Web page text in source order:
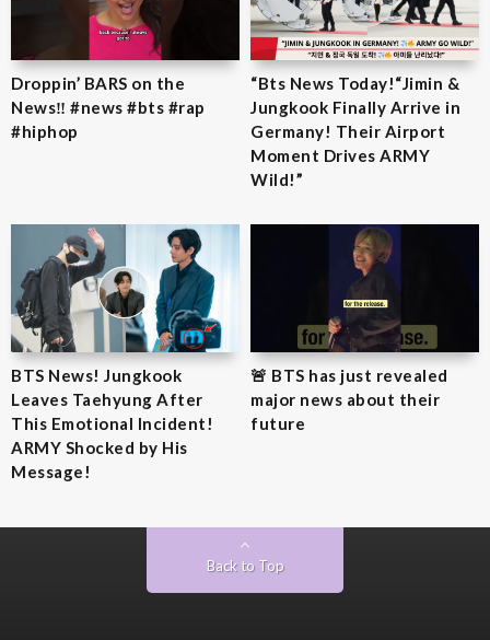
Droppin’ BARS on the
News‼️ #news #bts #rap
#hiphop
“Bts News Today!“Jimin &
Jungkook Finally Arrive in
Germany! Their Airport
Moment Drives ARMY
Wild!”
BTS News! Jungkook
Leaves Taehyung After
This Emotional Incident!
ARMY Shocked by His
Message!
🚨 BTS has just revealed
major news about their
future
Back to Top